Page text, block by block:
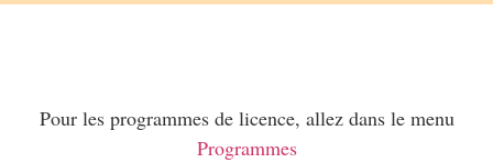
Pour les programmes de licence, allez dans le menu
Programmes